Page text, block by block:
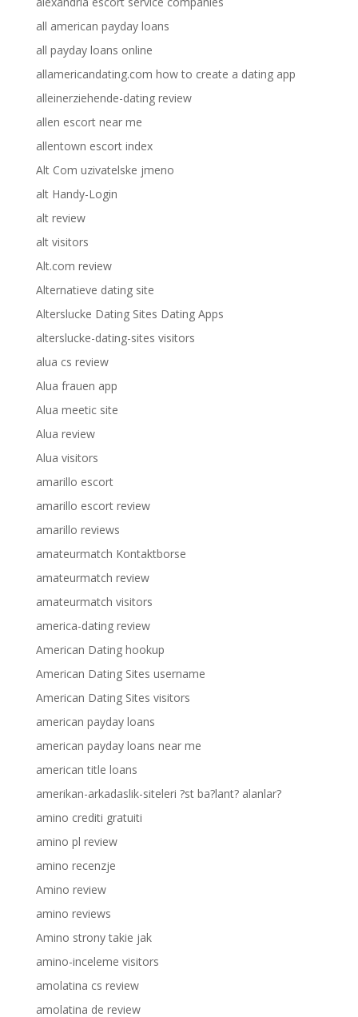
all american payday loans
all payday loans online
allamericandating.com how to create a dating app
alleinerziehende-dating review
allen escort near me
allentown escort index
Alt Com uzivatelske jmeno
alt Handy-Login
alt review
alt visitors
Alt.com review
Alternatieve dating site
Alterslucke Dating Sites Dating Apps
alterslucke-dating-sites visitors
alua cs review
Alua frauen app
Alua meetic site
Alua review
Alua visitors
amarillo escort
amarillo escort review
amarillo reviews
amateurmatch Kontaktborse
amateurmatch review
amateurmatch visitors
america-dating review
American Dating hookup
American Dating Sites username
American Dating Sites visitors
american payday loans
american payday loans near me
american title loans
amerikan-arkadaslik-siteleri ?st ba?lant? alanlar?
amino crediti gratuiti
amino pl review
amino recenzje
Amino review
amino reviews
Amino strony takie jak
amino-inceleme visitors
amolatina cs review
amolatina de review